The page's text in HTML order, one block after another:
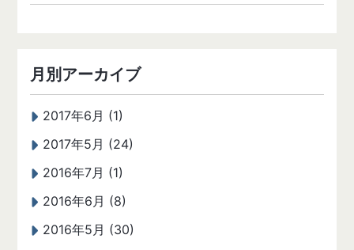
月別アーカイブ
2017年6月 (1)
2017年5月 (24)
2016年7月 (1)
2016年6月 (8)
2016年5月 (30)